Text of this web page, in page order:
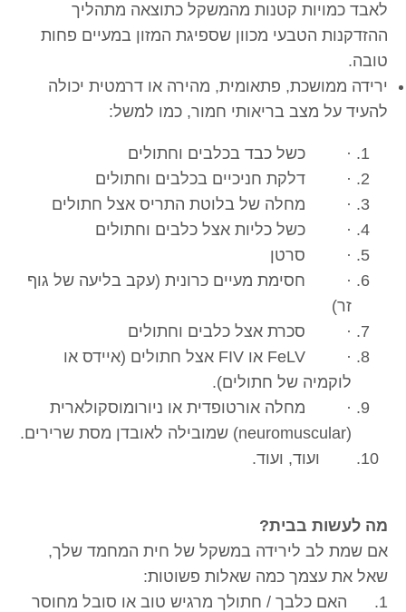
לאבד כמויות קטנות מהמשקל כתוצאה מתהליך
ההזדקנות הטבעי מכוון שספיגת המזון במעיים פחות
טובה.
ירידה ממושכת, פתאומית, מהירה או דרמטית יכולה
להעיד על מצב בריאותי חמור, כמו למשל:
· כשל כבד בכלבים וחתולים
· דלקת חניכיים בכלבים וחתולים
· מחלה של בלוטת התריס אצל חתולים
· כשל כליות אצל כלבים וחתולים
· סרטן
· חסימת מעיים כרונית (עקב בליעה של גוף
זר)
· סכרת אצל כלבים וחתולים
· FeLV או FIV אצל חתולים (איידס או
לוקמיה של חתולים).
· מחלה אורטופדית או ניורומוסקולארית
(neuromuscular) שמובילה לאובדן מסת שרירים.
ועוד, ועוד.
מה לעשות בבית?
אם שמת לב לירידה במשקל של חית המחמד שלך,
שאל את עצמך כמה שאלות פשוטות:
1. האם כלבך / חתולך מרגיש טוב או סובל מחוסר